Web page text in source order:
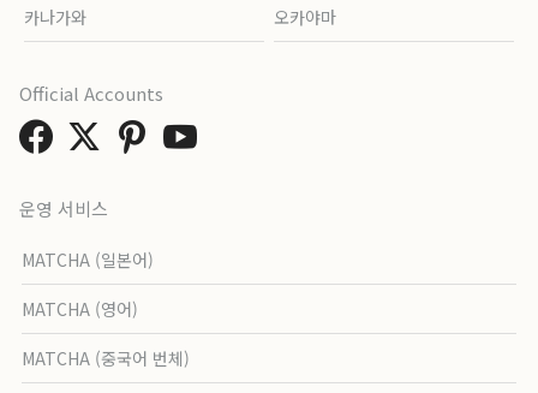
카나가와 오카야마
운영 서비스
MATCHA (일본어)
MATCHA (영어)
MATCHA (중국어 번체)
Official Accounts